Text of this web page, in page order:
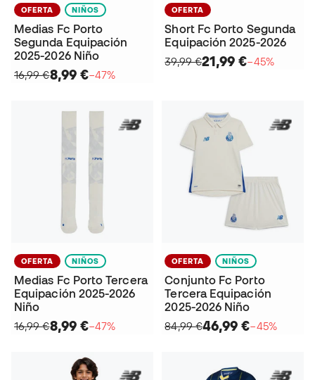
OFERTA NIÑOS
Medias Fc Porto
Segunda Equipación
2025-2026 Niño
16,99 €8,99 €−47%
OFERTA
Short Fc Porto Segunda
Equipación 2025-2026
39,99 €21,99 €−45%
OFERTA NIÑOS
Medias Fc Porto Tercera
Equipación 2025-2026
Niño
16,99 €8,99 €−47%
OFERTA NIÑOS
Conjunto Fc Porto
Tercera Equipación
2025-2026 Niño
84,99 €46,99 €−45%